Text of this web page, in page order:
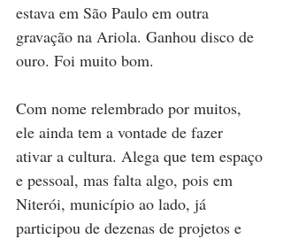
estava em São Paulo em outra
gravação na Ariola. Ganhou disco de
ouro. Foi muito bom.
Com nome relembrado por muitos,
ele ainda tem a vontade de fazer
ativar a cultura. Alega que tem espaço
e pessoal, mas falta algo, pois em
Niterói, município ao lado, já
participou de dezenas de projetos e